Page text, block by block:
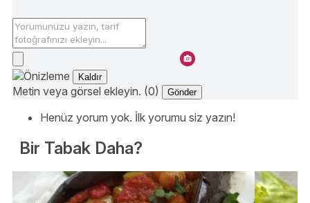
Kaldır
Metin veya görsel ekleyin. (0) Gönder
Henüz yorum yok. İlk yorumu siz yazın!
Bir Tabak Daha?